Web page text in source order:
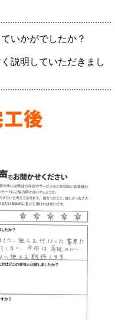
いかがでしたか？
説明していただきまし